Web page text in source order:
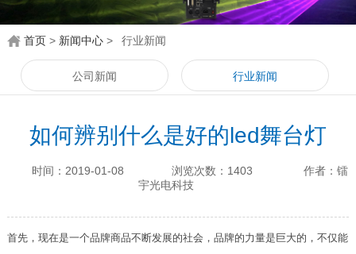
首页 > 新闻中心 > 行业新闻
公司新闻 行业新闻
如何辨别什么是好的led舞台灯
时间：2019-01-08 浏览次数：1403
作者：镭
宇光电科技
首先，现在是一个品牌商品不断发展的社会，品牌的力量是巨大的，不仅能